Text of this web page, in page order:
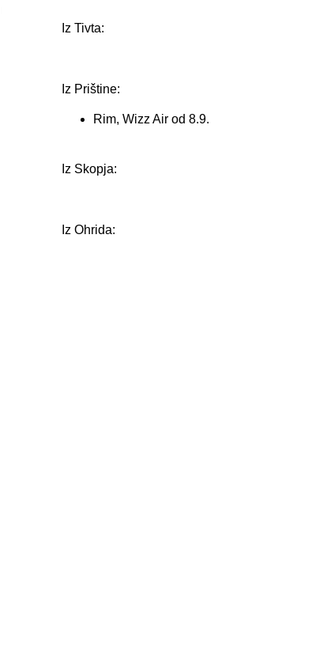
Iz Tivta:
Iz Prištine:
Rim, Wizz Air od 8.9.
Iz Skopja:
Iz Ohrida: